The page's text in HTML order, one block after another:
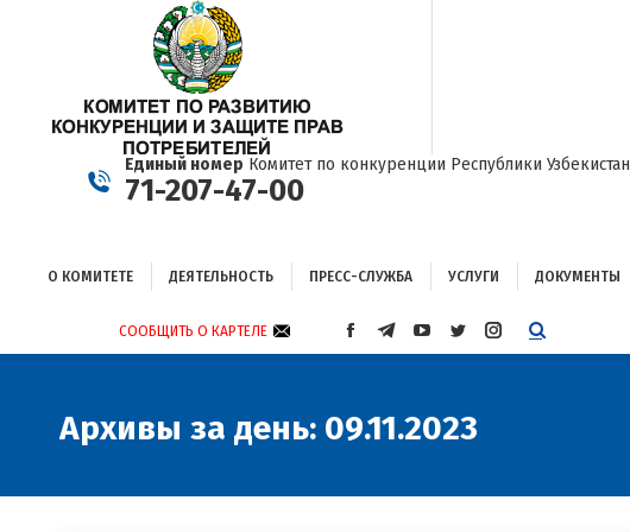
Единый номер Комитет по конкуренции Республики Узбекистан
71-207-47-00
О КОМИТЕТЕ ДЕЯТЕЛЬНОСТЬ ПРЕСС-СЛУЖБА УСЛУГИ ДОКУМЕНТЫ
СООБЩИТЬ О КАРТЕЛЕ
СТРАНИЦА
НОВОМ
СТРАНИЦА
НОВОМ
СТРАНИЦА
НОВОМ
СТРАНИЦА
НОВОМ
СТРАНИЦА
Архивы за день: 09.11.2023
О КОМИТЕТЕ ДЕЯТЕЛЬНОСТЬ